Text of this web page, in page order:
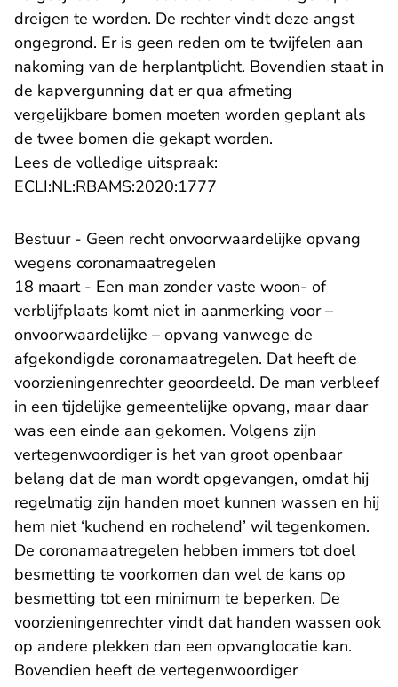
dreigen te worden. De rechter vindt deze angst
ongegrond. Er is geen reden om te twijfelen aan
nakoming van de herplantplicht. Bovendien staat in
de kapvergunning dat er qua afmeting
vergelijkbare bomen moeten worden geplant als
de twee bomen die gekapt worden.
Lees de volledige uitspraak:
ECLI:NL:RBAMS:2020:1777
Bestuur - Geen recht onvoorwaardelijke opvang
wegens coronamaatregelen
18 maart - Een man zonder vaste woon- of
verblijfplaats komt niet in aanmerking voor –
onvoorwaardelijke – opvang vanwege de
afgekondigde coronamaatregelen. Dat heeft de
voorzieningenrechter geoordeeld. De man verbleef
in een tijdelijke gemeentelijke opvang, maar daar
was een einde aan gekomen. Volgens zijn
vertegenwoordiger is het van groot openbaar
belang dat de man wordt opgevangen, omdat hij
regelmatig zijn handen moet kunnen wassen en hij
hem niet ‘kuchend en rochelend’ wil tegenkomen.
De coronamaatregelen hebben immers tot doel
besmetting te voorkomen dan wel de kans op
besmetting tot een minimum te beperken. De
voorzieningenrechter vindt dat handen wassen ook
op andere plekken dan een opvanglocatie kan.
Bovendien heeft de vertegenwoordiger